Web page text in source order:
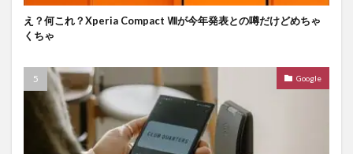
え？何これ？Xperia Compact Ⅷが今年発表との噂だけどめちゃ
くちゃ
Google